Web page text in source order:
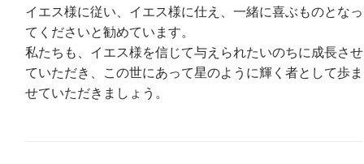
イエス様に従い、イエス様に仕え、一緒に喜ぶものとなっ
てくださいと勧めています。
私たちも、イエス様を信じて与えられたいのちに成長させ
ていただき、この世にあって星のように輝く者として歩ま
せていただきましょう。